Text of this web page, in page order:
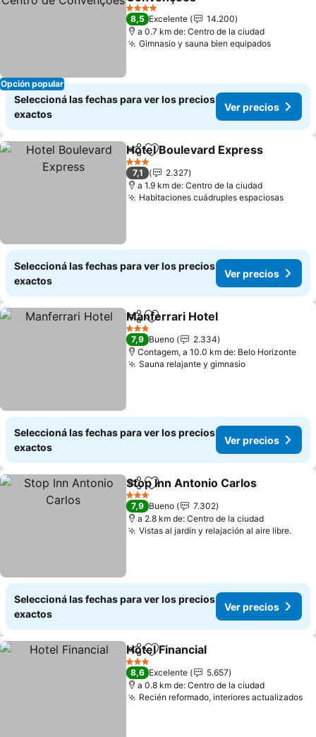
Opción popular
Ver precios
4 Estrellas
8,5 Excelente
14.200
a 0.7 km de: Centro de la ciudad
Gimnasio y sauna bien equipadosVer
Seleccioná las fechas para ver los precios
exactos
Ver precios
CompartirAñadir a favoritos
Hotel Boulevard Express
3 Estrellas
7,1
2.327
a 1.9 km de: Centro de la ciudad
Habitaciones cuádruples espaciosasVer
Seleccioná las fechas para ver los precios
exactos
Ver precios
CompartirAñadir a favoritos
Manferrari Hotel
3 Estrellas
7,9 Bueno
2.334
Contagem, a 10.0 km de: Belo Horizonte
Sauna relajante y gimnasioVer precios
Seleccioná las fechas para ver los precios
exactos
Ver precios
CompartirAñadir a favoritos
Stop Inn Antonio Carlos
3 Estrellas
7,9 Bueno
7.302
a 2.8 km de: Centro de la ciudad
Vistas al jardín y relajación al aire libre.Ver
Seleccioná las fechas para ver los precios
exactos
Ver precios
CompartirAñadir a favoritos
Hotel Financial
3 Estrellas
8,6 Excelente
5.657
a 0.8 km de: Centro de la ciudad
Recién reformado, interiores actualizados